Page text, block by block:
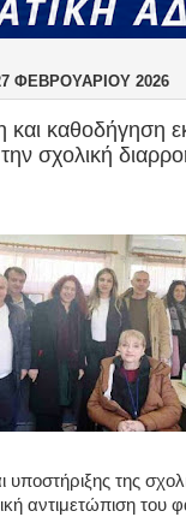
ΦΕΒΡΟΥΑΡΊΟΥ 2026
καθοδήγηση
σχολική
της
αντιμετώπιση του